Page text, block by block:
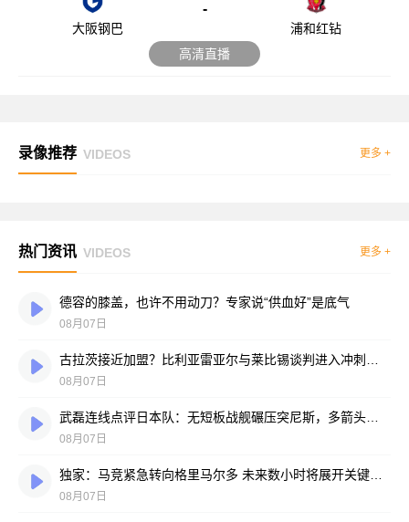
大阪钢巴
-
浦和红钻
高清直播
录像推荐 VIDEOS 更多 +
热门资讯 VIDEOS 更多 +
德容的膝盖，也许不用动刀？专家说“供血好”是底气
08月07日
08月07日
08月07日
08月07日